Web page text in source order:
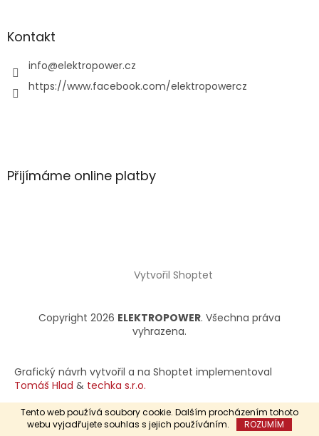
Tento web používá soubory cookie. Dalším procházením tohoto
webu vyjadřujete souhlas s jejich používáním.
ROZUMÍM
aKontakt
info@elektropower.cz
https://www.facebook.com/elektropowercz
Přijímáme online platby
Vytvořil Shoptet
Copyright 2026 ELEKTROPOWER. Všechna práva
vyhrazena.
Grafický návrh vytvořil a na Shoptet implementoval
Tomáš Hlad & techka s.r.o.